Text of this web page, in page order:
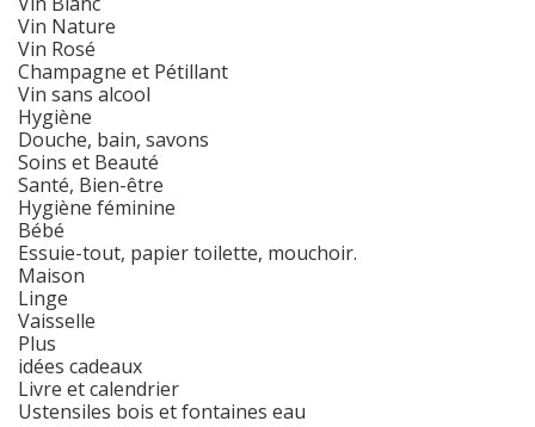
Vin Nature
Vin Rosé
Champagne et Pétillant
Vin sans alcool
Hygiène
Douche, bain, savons
Soins et Beauté
Santé, Bien-être
Hygiène féminine
Bébé
Essuie-tout, papier toilette, mouchoir.
Maison
Linge
Vaisselle
Plus
idées cadeaux
Livre et calendrier
Ustensiles bois et fontaines eau